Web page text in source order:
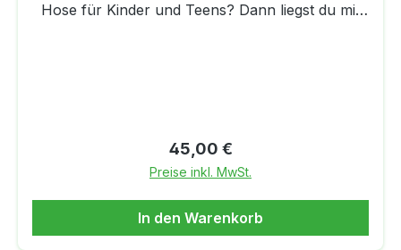
Hose für Kinder und Teens? Dann liegst du mit
Tragegefühl. Die ikonischen 3-Streifen an den
Seiten verleihen der Hose einen sportlich-
modernen Look. Gleichzeitig punktet sie mit
nachhaltigen Materialien: Durch den Einsatz von
recyceltem Polyester und erneuerbaren
Regulärer Preis:
45,00 €
Preise inkl. MwSt.
In den Warenkorb